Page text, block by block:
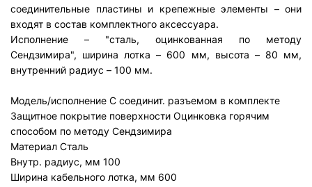
соединительные пластины и крепежные элементы – они
входят в состав комплектного аксессуара.
Исполнение – "сталь, оцинкованная по методу
Сендзимира", ширина лотка – 600 мм, высота – 80 мм,
внутренний радиус – 100 мм.
Модель/исполнение С соединит. разъемом в комплекте
Защитное покрытие поверхности Оцинковка горячим
способом по методу Сендзимира
Материал Сталь
Внутр. радиус, мм 100
Ширина кабельного лотка, мм 600